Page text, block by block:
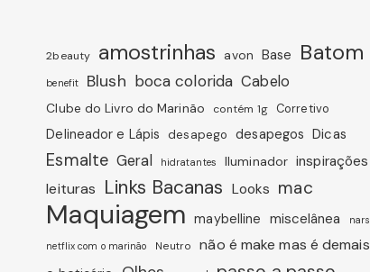
2beauty amostrinhas avon Base Batom
benefit Blush boca colorida Cabelo
Clube do Livro do Marinão contém 1g Corretivo
Delineador e Lápis desapego desapegos Dicas
Esmalte Geral hidratantes Iluminador inspirações
leituras Links Bacanas Looks mac
Maquiagem maybelline miscelânea nars
netflix com o marinão Neutro não é make mas é demais